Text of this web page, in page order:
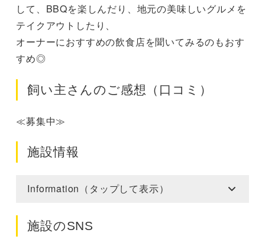
して、BBQを楽しんだり、地元の美味しいグルメを
テイクアウトしたり、
オーナーにおすすめの飲食店を聞いてみるのもおす
すめ◎
飼い主さんのご感想（口コミ）
≪募集中≫
施設情報
Information（タップして表示）
施設のSNS